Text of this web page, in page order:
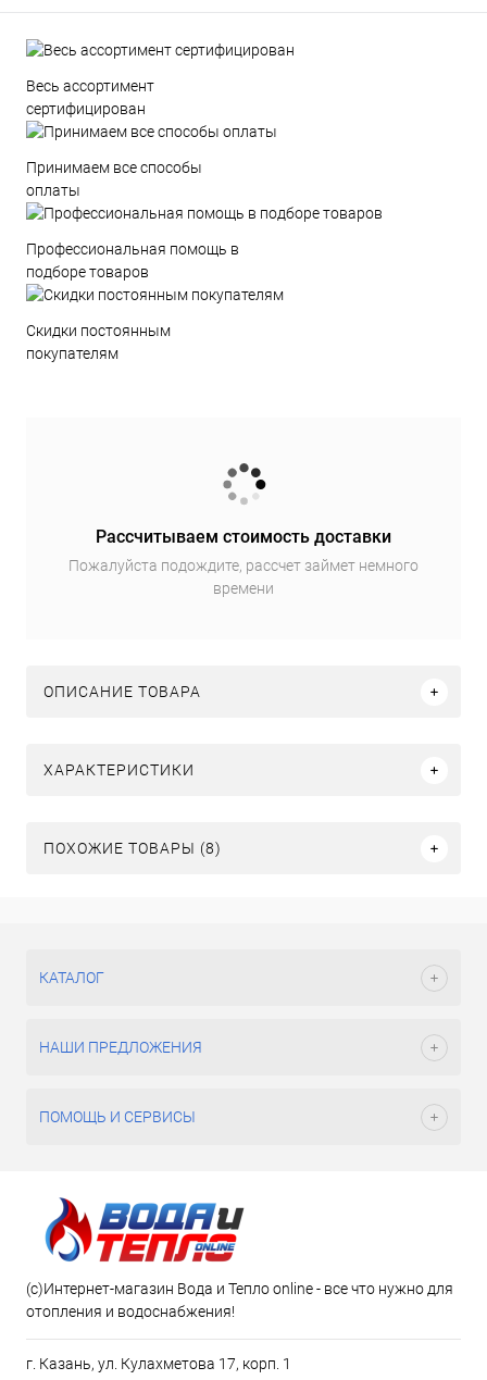
Весь ассортимент
сертифицирован
Принимаем все способы
оплаты
Профессиональная помощь в
подборе товаров
Скидки постоянным
покупателям
Рассчитываем стоимость доставки
Пожалуйста подождите, рассчет займет немного
времени
ОПИСАНИЕ ТОВАРА
ХАРАКТЕРИСТИКИ
ПОХОЖИЕ ТОВАРЫ (8)
КАТАЛОГ
НАШИ ПРЕДЛОЖЕНИЯ
ПОМОЩЬ И СЕРВИСЫ
(c)Интернет-магазин Вода и Тепло online - все что нужно для
отопления и водоснабжения!
г. Казань, ул. Кулахметова 17, корп. 1